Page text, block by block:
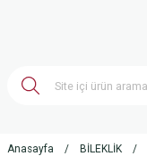
Anasayfa BİLEKLİK